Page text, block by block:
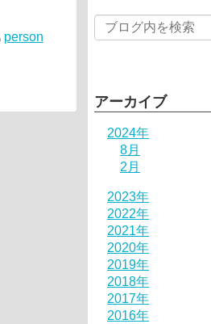
person
アーカイブ
2024年
8月
2月
2023年
2022年
2021年
2020年
2019年
2018年
2017年
2016年